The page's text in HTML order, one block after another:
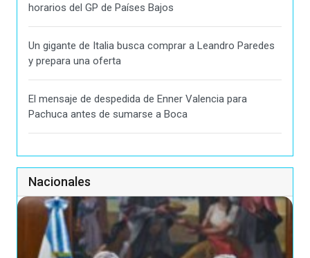
horarios del GP de Países Bajos
Un gigante de Italia busca comprar a Leandro Paredes
y prepara una oferta
El mensaje de despedida de Enner Valencia para
Pachuca antes de sumarse a Boca
Nacionales